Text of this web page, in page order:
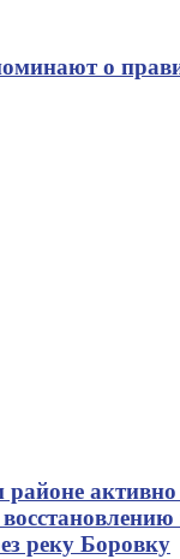
о
реку Боровку